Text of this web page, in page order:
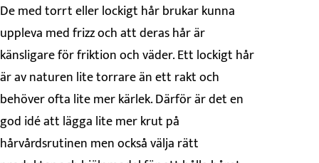
De med torrt eller lockigt hår brukar kunna
uppleva med frizz och att deras hår är
känsligare för friktion och väder. Ett lockigt hår
är av naturen lite torrare än ett rakt och
behöver ofta lite mer kärlek. Därför är det en
god idé att lägga lite mer krut på
hårvårdsrutinen men också välja rätt